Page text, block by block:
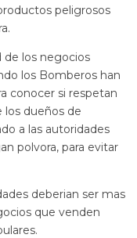
peligrosos
de los negocios
los Bomberos han
conocer si respetan
los dueños de
a las autoridades
polvora, para evitar
deberian ser mas
que venden